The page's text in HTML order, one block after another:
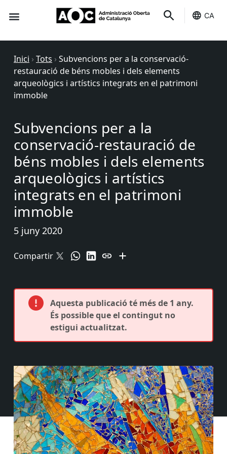
CA
Inici › Tots › Subvencions per a la conservació-
restauració de béns mobles i dels elements
arqueològics i artístics integrats en el patrimoni
immoble
Subvencions per a la
conservació-restauració de
béns mobles i dels elements
arqueològics i artístics
integrats en el patrimoni
immoble
5 juny 2020
Compartir
Aquesta publicació té més de 1 any.
És possible que el contingut no
estigui actualitzat.